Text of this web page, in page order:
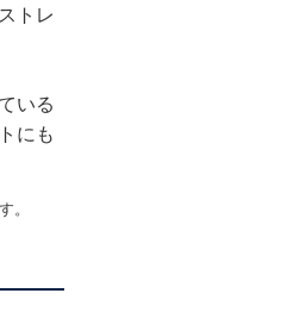
トレ
いる
にも
。